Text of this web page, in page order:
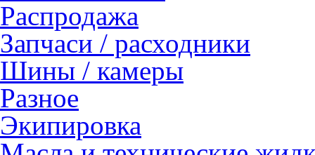
Распродажа
Запчаси / расходники
Шины / камеры
Разное
Экипировка